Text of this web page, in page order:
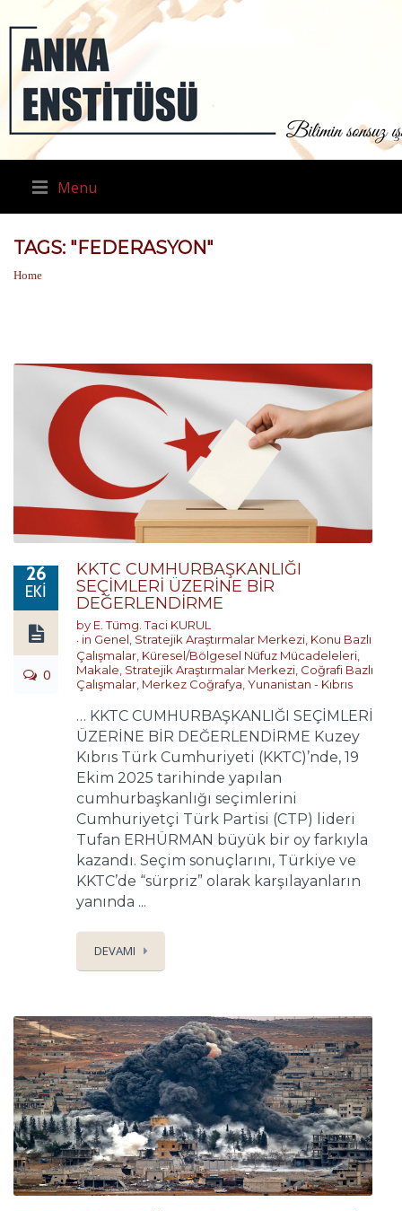
Menu
TAGS: "FEDERASYON"
Home
26
EKI
0
KKTC CUMHURBAŞKANLIĞI
SEÇİMLERİ ÜZERİNE BİR
DEĞERLENDİRME
by E. Tümg. Taci KURUL
in Genel Stratejik Araştırmalar Merkezi Konu Bazlı
Çalışmalar Küresel/Bölgesel Nüfuz Mücadeleleri
Makale Stratejik Araştırmalar Merkezi Coğrafi Bazlı
Çalışmalar Merkez Coğrafya Yunanistan - Kıbrıs
… KKTC CUMHURBAŞKANLIĞI SEÇİMLERİ
ÜZERİNE BİR DEĞERLENDİRME Kuzey
Kıbrıs Türk Cumhuriyeti (KKTC)’nde, 19
Ekim 2025 tarihinde yapılan
cumhurbaşkanlığı seçimlerini
Cumhuriyetçi Türk Partisi (CTP) lideri
Tufan ERHÜRMAN büyük bir oy farkıyla
kazandı. Seçim sonuçlarını, Türkiye ve
KKTC’de “sürpriz” olarak karşılayanların
yanında ...
DEVAMI